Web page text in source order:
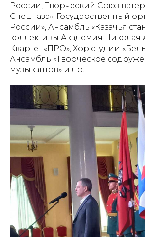
России, Творческий Союз
Спецназа», Государственный
России», Ансамбль «Казачья
коллективы Академия Николая
Квартет «ПРО», Хор студии
Ансамбль «Творческое
музыкантов» и др.